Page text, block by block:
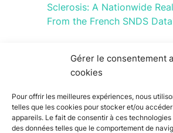
Gérer le consentement
cookies
Pour offrir les meilleures expériences, nous
telles que les cookies pour stocker et/ou
appareils. Le fait de consentir à ces
des données telles que le comportement de
Sclerosis: A Nationwide
From the French SNDS